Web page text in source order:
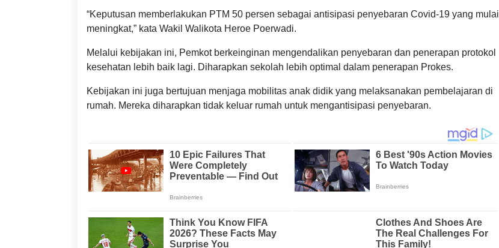
“Keputusan memberlakukan PTM 50 persen sebagai antisipasi penyebaran Covid-19 yang mulai
meningkat,” kata Wakil Walikota Heroe Poerwadi.
Melalui kebijakan ini, Pemkot berkeinginan mengendalikan penyebaran dan penerapan protokol
kesehatan lebih baik lagi. Diharapkan sekolah lebih optimal dalam penerapan Prokes.
Kebijakan ini juga bertujuan menjaga mobilitas anak didik yang melaksanakan pembelajaran di
rumah. Mereka diharapkan tidak keluar rumah untuk mengantisipasi penyebaran.